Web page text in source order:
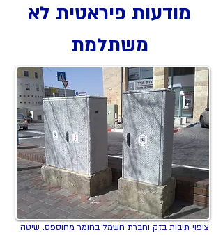
מודעות פיראטית לא
משתלמת
ציפוי תיבות בזק וחברת חשמל בחומר מחוספס. שיטה